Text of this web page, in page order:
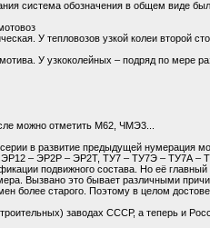
система обозначения в общем
У тепловозов узкой колеи второй
У узкоколейных – подряд по мере
можно отметить М62, ЧМЭ3...
в развитие предыдущей нумерация
– ЭР2Р – ЭР2Т, ТУ7 – ТУ7Э – ТУ7А –
подвижного состава. Но её
Вызвано это бывает различными
более старого. Поэтому в целом
заводах СССР, а теперь и